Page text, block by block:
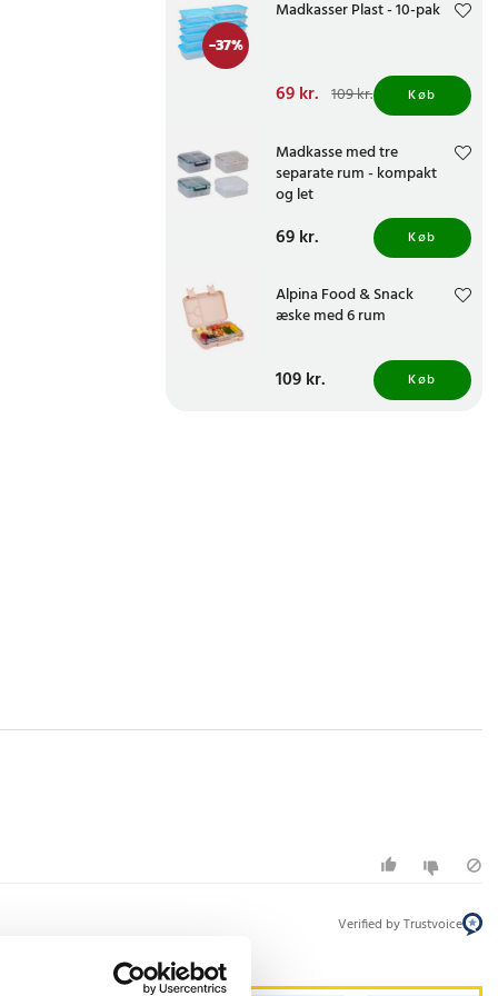
-37%
Madkasser Plast - 10-pak
Nuværende pris
Tidligere pris
69 kr. 109 kr. Køb
Madkasse med tre
separate rum - kompakt
og let
Pris:69 kr.
69 kr. Køb
Alpina Food & Snack
æske med 6 rum
Pris :109 kr.
109 kr. Køb
Verified by Trustvoice